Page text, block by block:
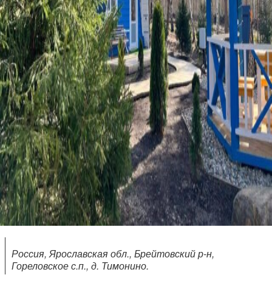
Россия, Ярославская обл., Брейтовский р-н,
Гореловское с.п., д. Тимонино.